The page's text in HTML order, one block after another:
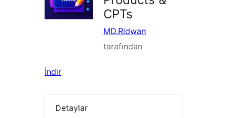
CPTs
MD.Ridwan
tarafından
İndir
Detaylar